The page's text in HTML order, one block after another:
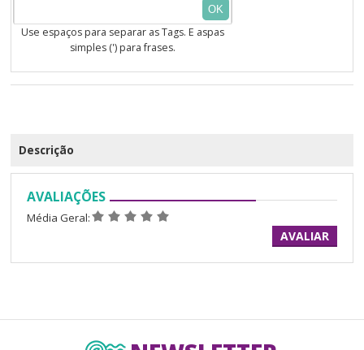
OK
Use espaços para separar as Tags. E aspas
simples (') para frases.
Descrição
AVALIAÇÕES
Média Geral:
AVALIAR